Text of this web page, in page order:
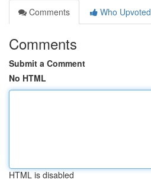
Comments
Who Upvoted
Comments
Submit a Comment
No HTML
HTML is disabled